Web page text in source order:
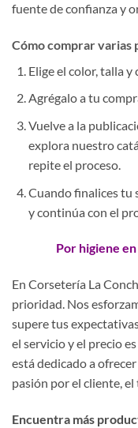
fuente de confianza y
Cómo comprar varias
Elige el color, talla y
Agrégalo a tu
Vuelve a la
explora nuestro
repite el proceso.
Cuando finalices tu
y continúa con el
Por higiene
En Corsetería La
prioridad. Nos
supere tus
el servicio y el precio
está dedicado a
pasión por el cliente,
Encuentra más